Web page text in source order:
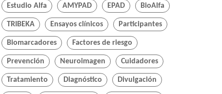
Estudio Alfa AMYPAD EPAD BioAlfa
TRIBEKA Ensayos clínicos Participantes
Biomarcadores Factores de riesgo
Prevención Neuroimagen Cuidadores
Tratamiento Diagnóstico Divulgación